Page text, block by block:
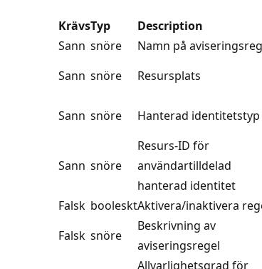
KrävsTyp Description
Sann snöre
Namn på
Sann snöre Resursplats
Sann snöre Hanterad identitetstyp
Sann snöre
Resurs-ID för
användartilldelad
hanterad identitet
Falsk boolesktAktivera/inaktivera
Falsk snöre
Beskrivning av
aviseringsregel
Allvarlighetsgrad för